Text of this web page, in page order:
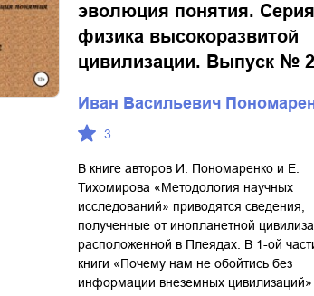
эволюция понятия.
физика высокоразвитой
цивилизации. Выпуск № 2
Иван Васильевич
3
В книге авторов И. Пономаренко и Е.
Тихомирова «Методология научных
исследований» приводятся сведения,
полученные от инопланетной
расположенной в Плеядах. В 1-ой
книги «Почему нам не обойтись без
информации внеземных цивилизаций»